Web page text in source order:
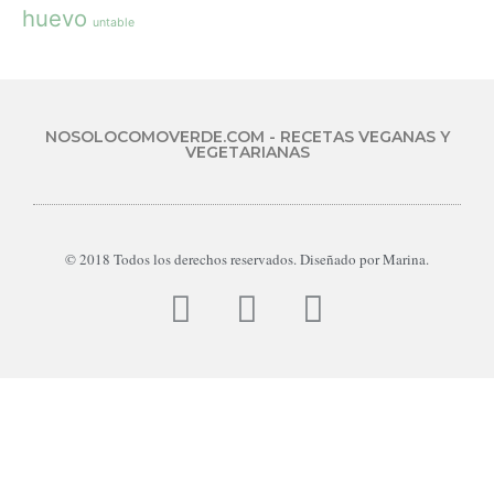
huevo untable
NOSOLOCOMOVERDE.COM - RECETAS VEGANAS Y
VEGETARIANAS
© 2018 Todos los derechos reservados. Diseñado por Marina.